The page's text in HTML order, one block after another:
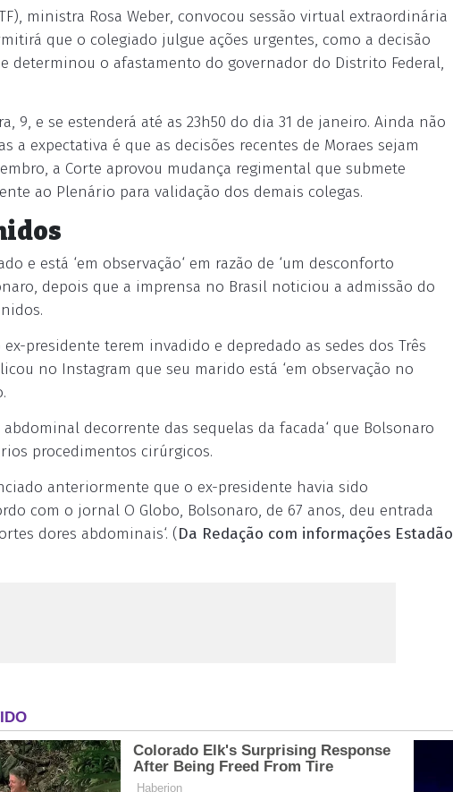
ministra Rosa Weber, convocou sessão virtual extraordinária
que o colegiado julgue ações urgentes, como a decisão
determinou o afastamento do governador do Distrito Federal,
9, e se estenderá até as 23h50 do dia 31 de janeiro. Ainda não
a expectativa é que as decisões recentes de Moraes sejam
a Corte aprovou mudança regimental que submete
ao Plenário para validação dos demais colegas.
e está ‘em observação‘ em razão de ‘um desconforto
depois que a imprensa no Brasil noticiou a admissão do
presidente terem invadido e depredado as sedes dos Três
no Instagram que seu marido está ‘em observação no
decorrente das sequelas da facada‘ que Bolsonaro
procedimentos cirúrgicos.
anteriormente que o ex-presidente havia sido
com o jornal O Globo, Bolsonaro, de 67 anos, deu entrada
dores abdominais‘. (Da Redação com informações Estadão